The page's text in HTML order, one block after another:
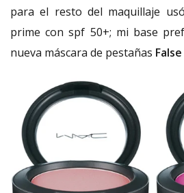
para el resto del maquillaje
prime con spf 50+; mi base
nueva máscara de pestañas